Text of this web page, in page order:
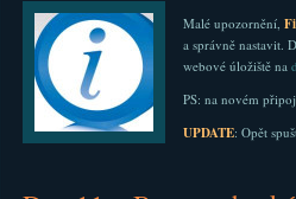
Malé upozornění,
a správně nastavit.
webové úložiště na
PS: na novém
UPDATE: Opět